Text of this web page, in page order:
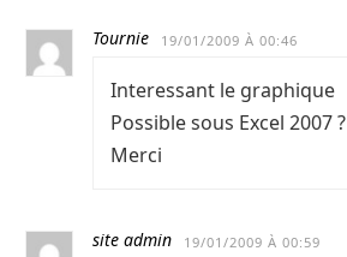
Tournie 19/01/2009 À 00:46
Interessant le graphique
Possible sous Excel 2007 ?
Merci
site admin 19/01/2009 À 00:59